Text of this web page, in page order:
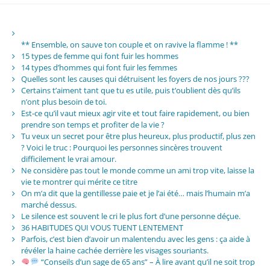
** Ensemble, on sauve ton couple et on ravive la flamme ! **
15 types de femme qui font fuir les hommes
14 types d’hommes qui font fuir les femmes
Quelles sont les causes qui détruisent les foyers de nos jours ???
Certains t’aiment tant que tu es utile, puis t’oublient dès qu’ils
n’ont plus besoin de toi.
Est-ce qu’il vaut mieux agir vite et tout faire rapidement, ou bien
prendre son temps et profiter de la vie ?
Tu veux un secret pour être plus heureux, plus productif, plus zen
? Voici le truc : Pourquoi les personnes sincères trouvent
difficilement le vrai amour.
Ne considère pas tout le monde comme un ami trop vite, laisse la
vie te montrer qui mérite ce titre
On m’a dit que la gentillesse paie et je l’ai été… mais l’humain m’a
marché dessus.
Le silence est souvent le cri le plus fort d’une personne déçue.
36 HABITUDES QUI VOUS TUENT LENTEMENT
Parfois, c’est bien d’avoir un malentendu avec les gens : ça aide à
révéler la haine cachée derrière les visages souriants.
“Conseils d’un sage de 65 ans” – À lire avant qu’il ne soit trop